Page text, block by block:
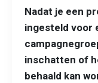
Nadat je een
ingesteld voor
inschatten of
behaald kan